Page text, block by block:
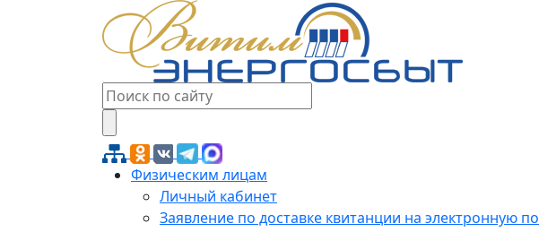
Физическим лицам
Личный кабинет
Заявление по доставке квитанции на электронную